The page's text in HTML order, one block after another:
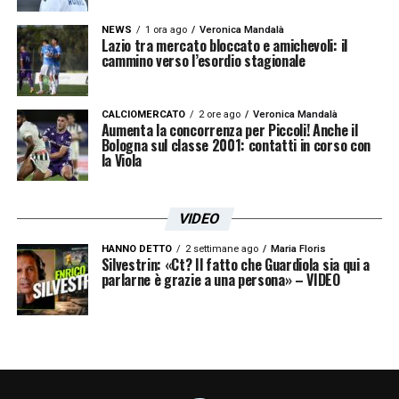
La sfida contro il Sassuolo sarà quindi il
primo passo verso un obiettivo ancora più
grande: arrivare al derby con la Roma nelle
migliori condizioni possibili, pronti a lottare
per la supremazia cittadina e per punti
pesanti in classifica.
NEWS 1 ora ago Veronica Mandalà
Lazio tra mercato bloccato e amichevoli: il
cammino verso l’esordio stagionale
CALCIOMERCATO 2 ore ago Veronica Mandalà
Aumenta la concorrenza per Piccoli! Anche il
Bologna sul classe 2001: contatti in corso con
la Viola
VIDEO
HANNO DETTO 2 settimane ago Maria Floris
Silvestrin: «Ct? Il fatto che Guardiola sia qui a
parlarne è grazie a una persona» – VIDEO